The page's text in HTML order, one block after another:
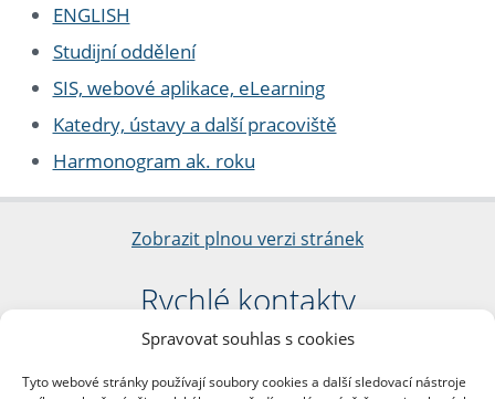
Spravovat souhlas s cookies
Tyto webové stránky používají soubory cookies a další sledovací nástroje
ENGLISH
Studijní oddělení
SIS, webové aplikace, eLearning
Katedry, ústavy a další pracoviště
Harmonogram ak. roku
Zobrazit plnou verzi stránek
Rychlé kontakty
Filozofická fakulta
nám. Jana Palacha 1/2